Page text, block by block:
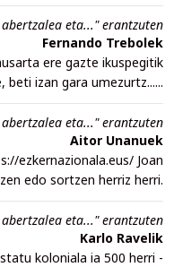
abertzalea eta..." erantzuten
Fernando Trebolek
ere gazte ikuspegitik
beti izan gara umezurtz......
abertzalea eta..." erantzuten
Aitor Unanuek
ezkernazionala.eus/ Joan
edo sortzen herriz herri.
abertzalea eta..." erantzuten
Karlo Ravelik
koloniala ia 500 herri -